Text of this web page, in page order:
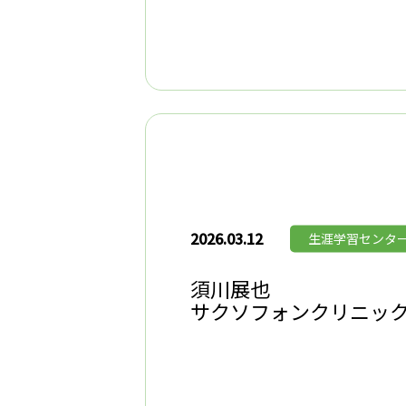
2026.03.12 生涯学習センタ
須川展也
サクソフォンクリニッ